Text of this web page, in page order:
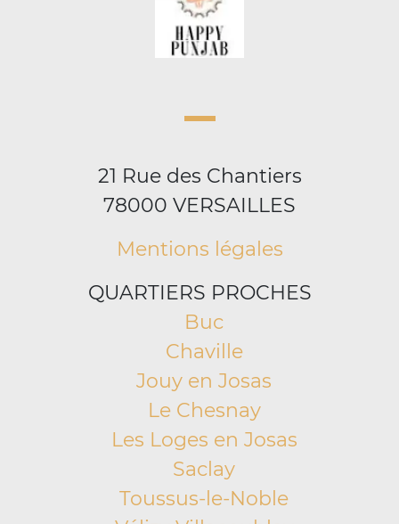
21 Rue des Chantiers
78000 VERSAILLES
Mentions légales
QUARTIERS PROCHES
Buc
Chaville
Jouy en Josas
Le Chesnay
Les Loges en Josas
Saclay
Toussus-le-Noble